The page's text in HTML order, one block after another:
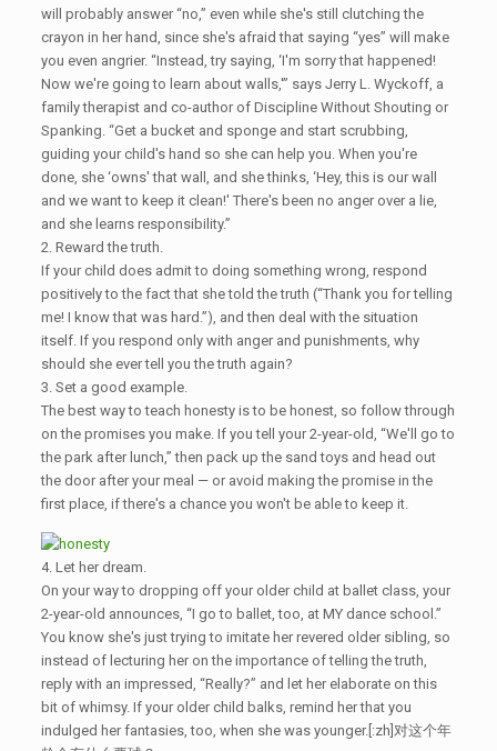
will probably answer “no,” even while she's still clutching the
crayon in her hand, since she's afraid that saying “yes” will make
you even angrier. “Instead, try saying, ‘I'm sorry that happened!
Now we're going to learn about walls,'” says Jerry L. Wyckoff, a
family therapist and co-author of Discipline Without Shouting or
Spanking. “Get a bucket and sponge and start scrubbing,
guiding your child's hand so she can help you. When you're
done, she ‘owns' that wall, and she thinks, ‘Hey, this is our wall
and we want to keep it clean!' There's been no anger over a lie,
and she learns responsibility.”
2. Reward the truth.
If your child does admit to doing something wrong, respond
positively to the fact that she told the truth (“Thank you for telling
me! I know that was hard.”), and then deal with the situation
itself. If you respond only with anger and punishments, why
should she ever tell you the truth again?
3. Set a good example.
The best way to teach honesty is to be honest, so follow through
on the promises you make. If you tell your 2-year-old, “We'll go to
the park after lunch,” then pack up the sand toys and head out
the door after your meal — or avoid making the promise in the
first place, if there's a chance you won't be able to keep it.
4. Let her dream.
On your way to dropping off your older child at ballet class, your
2-year-old announces, “I go to ballet, too, at MY dance school.”
You know she's just trying to imitate her revered older sibling, so
instead of lecturing her on the importance of telling the truth,
reply with an impressed, “Really?” and let her elaborate on this
bit of whimsy. If your older child balks, remind her that you
indulged her fantasies, too, when she was younger.[:zh]对这个年